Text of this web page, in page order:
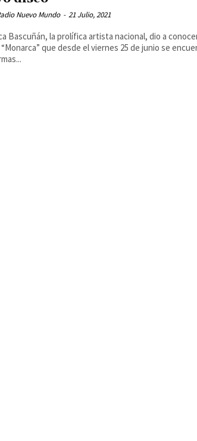
Nuevo Mundo - 21 Julio, 2021
Bascuñán, la prolífica artista nacional, dio a
que desde el viernes 25 de junio se